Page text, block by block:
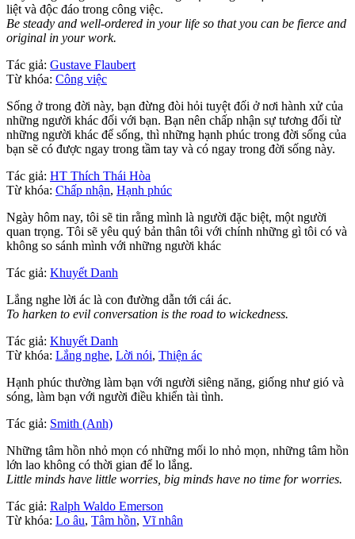
liệt và độc đáo trong công việc.
Be steady and well-ordered in your life so that you can be fierce and
original in your work.
Tác giả: Gustave Flaubert
Từ khóa: Công việc
Sống ở trong đời này, bạn đừng đòi hỏi tuyệt đối ở nơi hành xử của
những người khác đối với bạn. Bạn nên chấp nhận sự tương đối từ
những người khác để sống, thì những hạnh phúc trong đời sống của
bạn sẽ có được ngay trong tầm tay và có ngay trong đời sống này.
Tác giả: HT Thích Thái Hòa
Từ khóa: Chấp nhận, Hạnh phúc
Ngày hôm nay, tôi sẽ tin rằng mình là người đặc biệt, một người
quan trọng. Tôi sẽ yêu quý bản thân tôi với chính những gì tôi có và
không so sánh mình với những người khác
Tác giả: Khuyết Danh
Lắng nghe lời ác là con đường dẫn tới cái ác.
To harken to evil conversation is the road to wickedness.
Tác giả: Khuyết Danh
Từ khóa: Lắng nghe, Lời nói, Thiện ác
Hạnh phúc thường làm bạn với người siêng năng, giống như gió và
sóng, làm bạn với người điều khiển tài tình.
Tác giả: Smith (Anh)
Những tâm hồn nhỏ mọn có những mối lo nhỏ mọn, những tâm hồn
lớn lao không có thời gian để lo lắng.
Little minds have little worries, big minds have no time for worries.
Tác giả: Ralph Waldo Emerson
Từ khóa: Lo âu, Tâm hồn, Vĩ nhân